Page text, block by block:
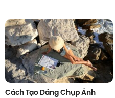
Cách Tạo Dáng Chụp Ảnh